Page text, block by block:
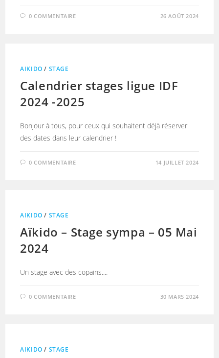
0 COMMENTAIRE 26 AOÛT 2024
AIKIDO / STAGE
Calendrier stages ligue IDF
2024 -2025
Bonjour à tous, pour ceux qui souhaitent déjà réserver
des dates dans leur calendrier !
0 COMMENTAIRE 14 JUILLET 2024
AIKIDO / STAGE
Aïkido – Stage sympa – 05 Mai
2024
Un stage avec des copains....
0 COMMENTAIRE 30 MARS 2024
AIKIDO / STAGE